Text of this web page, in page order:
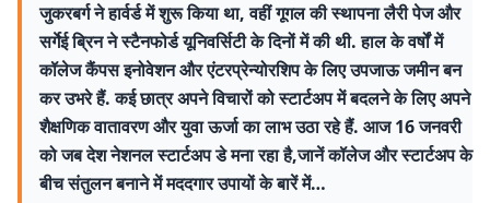
जुकरबर्ग ने हार्वर्ड में शुरू किया था, वहीं गूगल की स्थापना लैरी पेज और
सर्गेई ब्रिन ने स्टैनफोर्ड यूनिवर्सिटी के दिनों में की थी. हाल के वर्षों में
कॉलेज कैंपस इनोवेशन और एंटरप्रेन्योरशिप के लिए उपजाऊ जमीन बन
कर उभरे हैं. कई छात्र अपने विचारों को स्टार्टअप में बदलने के लिए अपने
शैक्षणिक वातावरण और युवा ऊर्जा का लाभ उठा रहे हैं. आज 16 जनवरी
को जब देश नेशनल स्टार्टअप डे मना रहा है,जानें कॉलेज और स्टार्टअप के
बीच संतुलन बनाने में मददगार उपायों के बारें में…